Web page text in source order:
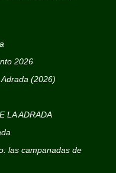
2026
(2026)
LA ADRADA
las campanadas de